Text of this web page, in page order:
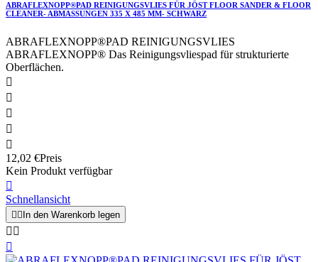
ABRAFLEXNOPP®PAD REINIGUNGSVLIES FÜR JÖST FLOOR SANDER & FLOOR
CLEANER- ABMASSUNGEN 335 X 485 MM- SCHWARZ
ABRAFLEXNOPP®PAD REINIGUNGSVLIES
ABRAFLEXNOPP® Das Reinigungsvliespad für strukturierte
Oberflächen.





12,02 €Preis
Kein Produkt verfügbar

Schnellansicht
  In den Warenkorb legen
 
